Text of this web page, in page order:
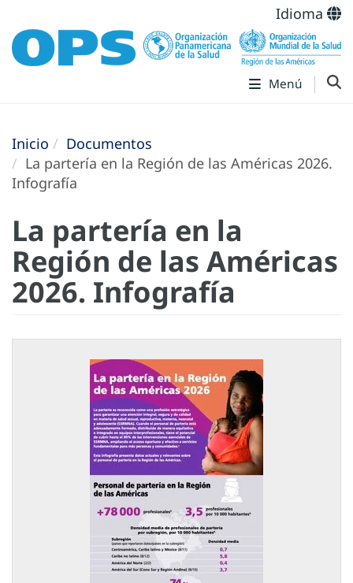
Idioma
Menú
Inicio
Documentos
La partería en la Región de las Américas 2026.
Infografía
La partería en la
Región de las Américas
2026. Infografía